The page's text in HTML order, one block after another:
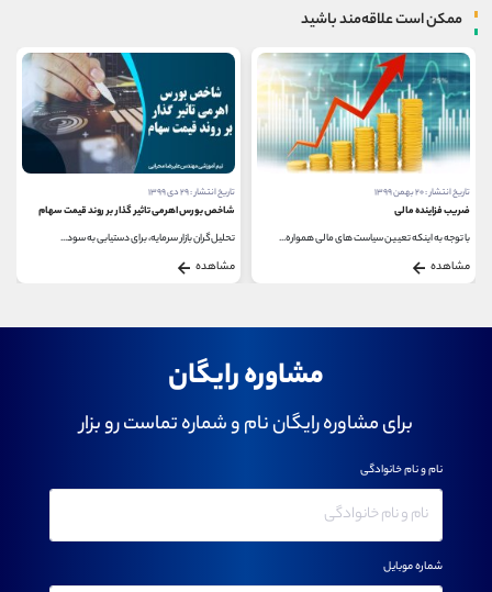
ممکن است علاقه‌مند باشید
تاریخ انتشار : ۲۰ بهمن ۱۳۹۹
ضریب فزاینده مالی
با توجه به اینکه تعیین سیاست های مالی همواره...
مشاهده
تاریخ انتشار : ۲۹ دی ۱۳۹۹
شاخص بورس اهرمی تاثیر گذار بر روند قیمت سهام
تحلیل‌گران بازار سرمایه، برای دستیابی به سود...
مشاهده
مشاوره رایگان
برای مشاوره رایگان نام و شماره تماست رو بزار
نام و نام خانوادگی
شماره موبایل